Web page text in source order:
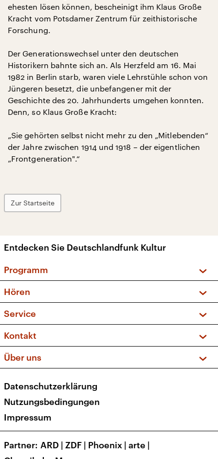
ehesten lösen können, bescheinigt ihm Klaus Große
Kracht vom Potsdamer Zentrum für zeithistorische
Forschung.
Der Generationswechsel unter den deutschen
Historikern bahnte sich an. Als Herzfeld am 16. Mai
1982 in Berlin starb, waren viele Lehrstühle schon von
Jüngeren besetzt, die unbefangener mit der
Geschichte des 20. Jahrhunderts umgehen konnten.
Denn, so Klaus Große Kracht:
„Sie gehörten selbst nicht mehr zu den „Mitlebenden“
der Jahre zwischen 1914 und 1918 – der eigentlichen
„Frontgeneration".“
Zur Startseite
Entdecken Sie Deutschlandfunk Kultur
Programm
Sendungen und Podcasts
Musikliste
Kakadu – Das Kinderprogramm
Hören
Frequenzen (UKW + DAB+)
Service
FAQ
Apps
Newsletter
Veranstaltungen
Kontakt
Social Media
Über uns
Presse
Karriere
Transparenz
Datenschutzerklärung
Nutzungsbedingungen
Impressum
Partner ARD | ZDF | Phoenix | arte |